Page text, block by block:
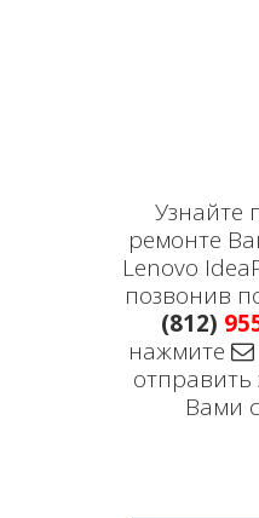
Узнайте
ремонте
Lenovo
позвонив
(812)
нажмите
отправить
Вами